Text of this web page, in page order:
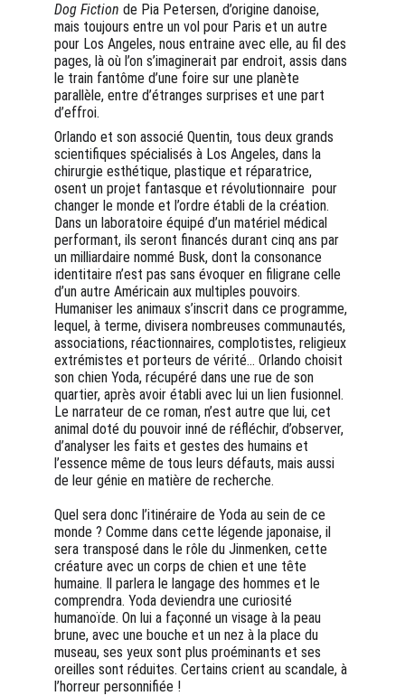
Dog Fiction de Pia Petersen, d’origine danoise,
mais toujours entre un vol pour Paris et un autre
pour Los Angeles, nous entraine avec elle, au fil des
pages, là où l’on s’imaginerait par endroit, assis dans
le train fantôme d’une foire sur une planète
parallèle, entre d’étranges surprises et une part
d’effroi.
Orlando et son associé Quentin, tous deux grands
scientifiques spécialisés à Los Angeles, dans la
chirurgie esthétique, plastique et réparatrice,
osent un projet fantasque et révolutionnaire  pour
changer le monde et l’ordre établi de la création.
Dans un laboratoire équipé d’un matériel médical
performant, ils seront financés durant cinq ans par
un milliardaire nommé Busk, dont la consonance
identitaire n’est pas sans évoquer en filigrane celle
d’un autre Américain aux multiples pouvoirs.
Humaniser les animaux s’inscrit dans ce programme,
lequel, à terme, divisera nombreuses communautés,
associations, réactionnaires, complotistes, religieux
extrémistes et porteurs de vérité… Orlando choisit
son chien Yoda, récupéré dans une rue de son
quartier, après avoir établi avec lui un lien fusionnel.
Le narrateur de ce roman, n’est autre que lui, cet
animal doté du pouvoir inné de réfléchir, d’observer,
d’analyser les faits et gestes des humains et
l’essence même de tous leurs défauts, mais aussi
de leur génie en matière de recherche.
Quel sera donc l’itinéraire de Yoda au sein de ce
monde ? Comme dans cette légende japonaise, il
sera transposé dans le rôle du Jinmenken, cette
créature avec un corps de chien et une tête
humaine. Il parlera le langage des hommes et le
comprendra. Yoda deviendra une curiosité
humanoïde. On lui a façonné un visage à la peau
brune, avec une bouche et un nez à la place du
museau, ses yeux sont plus proéminants et ses
oreilles sont réduites. Certains crient au scandale, à
l’horreur personnifiée !